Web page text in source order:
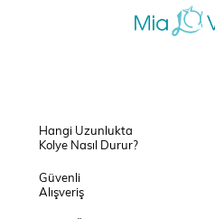
Hangi Uzunlukta
Kolye Nasıl Durur?
Güvenli
Alışveriş